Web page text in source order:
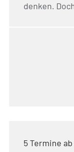
denken.
5 Termine